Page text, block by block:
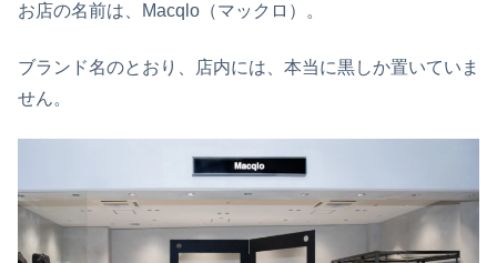
お店の名前は、Macqlo（マックロ）。
ブランド名のとおり、店内には、本当に黒しか置いていま
せん。